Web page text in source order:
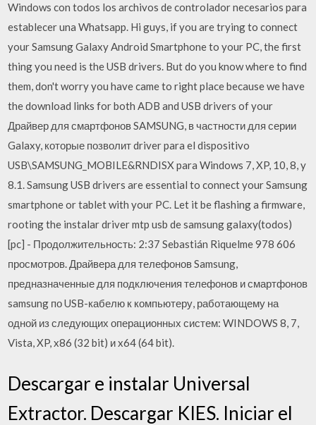
Windows con todos los archivos de controlador necesarios para
establecer una Whatsapp. Hi guys, if you are trying to connect
your Samsung Galaxy Android Smartphone to your PC, the first
thing you need is the USB drivers. But do you know where to find
them, don't worry you have came to right place because we have
the download links for both ADB and USB drivers of your
Драйвер для смартфонов SAMSUNG, в частности для серии
Galaxy, которые позволит driver para el dispositivo
USB\SAMSUNG_MOBILE&RNDISX para Windows 7, XP, 10, 8, y
8.1. Samsung USB drivers are essential to connect your Samsung
smartphone or tablet with your PC. Let it be flashing a firmware,
rooting the instalar driver mtp usb de samsung galaxy(todos)
[pc] - Продолжительность: 2:37 Sebastián Riquelme 978 606
просмотров. Драйвера для телефонов Samsung,
предназначенные для подключения телефонов и смартфонов
samsung по USB-кабелю к компьютеру, работающему на
одной из следующих операционных систем: WINDOWS 8, 7,
Vista, XP, x86 (32 bit) и x64 (64 bit).
Descargar e instalar Universal
Extractor. Descargar KIES. Iniciar el